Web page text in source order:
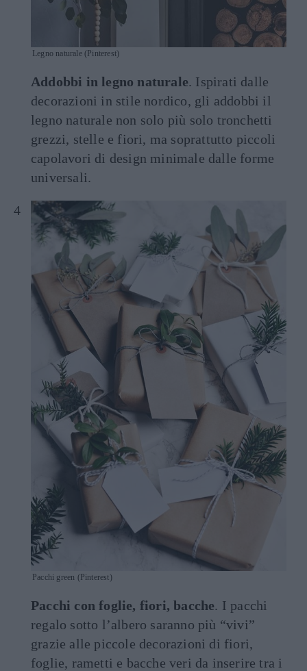
Legno naturale (Pinterest)
Addobbi in legno naturale. Ispirati dalle
decorazioni in stile nordico, gli addobbi il
legno naturale non solo più solo tronchetti
grezzi, stelle e fiori, ma soprattutto piccoli
capolavori di design minimale dalle forme
universali.
Pacchi green (Pinterest)
Pacchi con foglie, fiori, bacche. I pacchi
regalo sotto l’albero saranno più “vivi”
grazie alle piccole decorazioni di fiori,
foglie, rametti e bacche veri da inserire tra i